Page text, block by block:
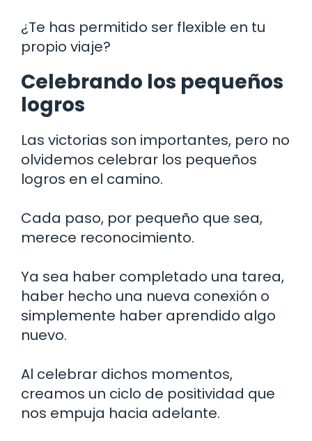
¿Te has permitido ser flexible en tu
propio viaje?
Celebrando los pequeños
logros
Las victorias son importantes, pero no
olvidemos celebrar los pequeños
logros en el camino.
Cada paso, por pequeño que sea,
merece reconocimiento.
Ya sea haber completado una tarea,
haber hecho una nueva conexión o
simplemente haber aprendido algo
nuevo.
Al celebrar dichos momentos,
creamos un ciclo de positividad que
nos empuja hacia adelante.